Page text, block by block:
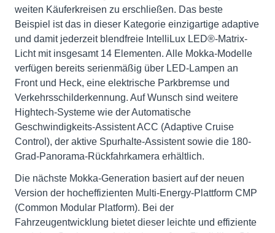
weiten Käuferkreisen zu erschließen. Das beste
Beispiel ist das in dieser Kategorie einzigartige adaptive
und damit jederzeit blendfreie IntelliLux LED®-Matrix-
Licht mit insgesamt 14 Elementen. Alle Mokka-Modelle
verfügen bereits serienmäßig über LED-Lampen an
Front und Heck, eine elektrische Parkbremse und
Verkehrsschilderkennung. Auf Wunsch sind weitere
Hightech-Systeme wie der Automatische
Geschwindigkeits-Assistent ACC (Adaptive Cruise
Control), der aktive Spurhalte-Assistent sowie die 180-
Grad-Panorama-Rückfahrkamera erhältlich.
Die nächste Mokka-Generation basiert auf der neuen
Version der hocheffizienten Multi-Energy-Plattform CMP
(Common Modular Platform). Bei der
Fahrzeugentwicklung bietet dieser leichte und effiziente